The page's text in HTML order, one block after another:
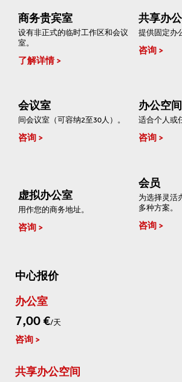
商务贵宾室
设有非正式的临时工作区和会议
室。
了解详情
共享办
提供固定办
咨询
会议室
间会议室（可容纳2至30人）。
咨询
办公空间
适合个人或
咨询
虚拟办公室
用作您的商务地址。
咨询
会员
为选择灵活
多种方案。
咨询
中心报价
办公室
7,00 €/天
咨询
共享办公空间